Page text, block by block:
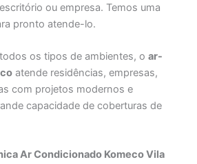
ou empresa. Temos uma
pronto atende-lo.
os tipos de ambientes, oar-
atende residências, empresas,
com projetos modernos e
capacidade de coberturas de
Ar Condicionado Komeco Vila